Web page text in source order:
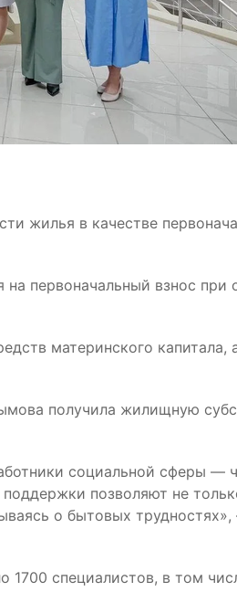
жилья в качестве
первоначальный взнос при
материнского капитала,
получила жилищную
социальной сферы —
позволяют не
о бытовых
специалистов, в том